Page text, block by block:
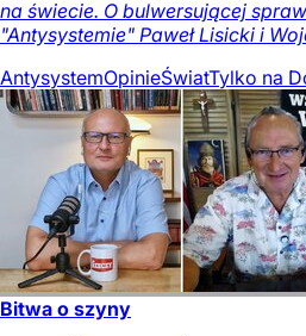
na świecie. O bulwersującej
"Antysystemie" Paweł Lisicki i
AntysystemOpinieŚwiatTylko na
Bitwa o szyny